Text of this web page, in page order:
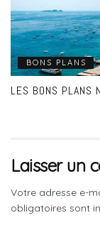
BONS PLANS
LES BONS PLANS
Laisser un
Votre adresse e-
obligatoires sont